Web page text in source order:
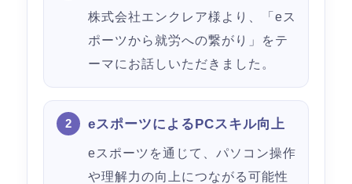
株式会社エンクレア様より、「eス
ポーツから就労への繋がり」をテ
ーマにお話しいただきました。
eスポーツによるPCスキル向上
eスポーツを通じて、パソコン操作
や理解力の向上につながる可能性